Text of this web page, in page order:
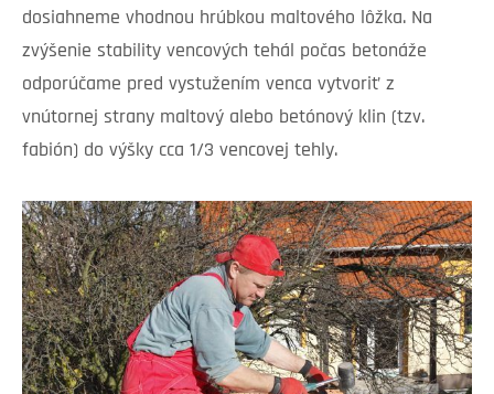
dosiahneme vhodnou hrúbkou maltového lôžka. Na
zvýšenie stability vencových tehál počas betonáže
odporúčame pred vystužením venca vytvoriť z
vnútornej strany maltový alebo betónový klin (tzv.
fabión) do výšky cca 1/3 vencovej tehly.